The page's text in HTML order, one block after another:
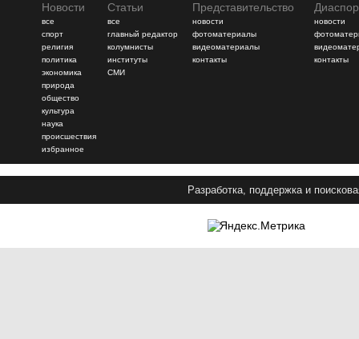
Новости
все
спорт
религия
политика
экономика
природа
общество
культура
наука
происшествия
избранное
Статьи
все
главный редактор
колумнисты
институты
СМИ
Представительство
новости
фотоматериалы
видеоматериалы
контакты
новости
контакты
Разработка, поддержка и